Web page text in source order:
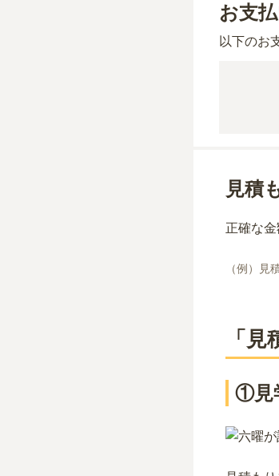
お支
以下のお
見積
正確な
（例）見
「
①見